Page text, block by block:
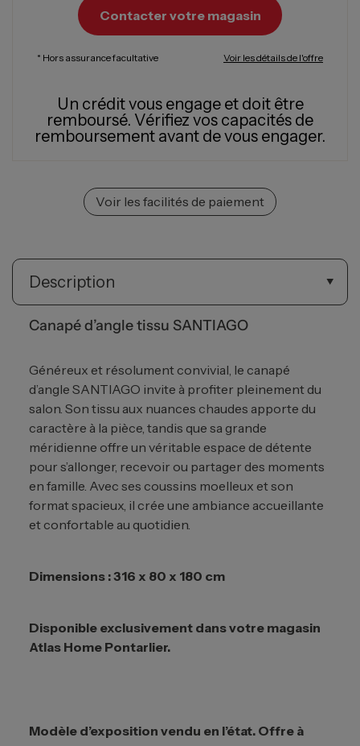
Contacter votre magasin
* Hors assurance facultative Voir les détails de l'offre
Un crédit vous engage et doit être
remboursé. Vérifiez vos capacités de
remboursement avant de vous engager.
Voir les facilités de paiement
Description
Canapé d’angle tissu SANTIAGO
Généreux et résolument convivial, le canapé
d’angle SANTIAGO invite à profiter pleinement du
salon. Son tissu aux nuances chaudes apporte du
caractère à la pièce, tandis que sa grande
méridienne offre un véritable espace de détente
pour s’allonger, recevoir ou partager des moments
en famille. Avec ses coussins moelleux et son
format spacieux, il crée une ambiance accueillante
et confortable au quotidien.
Dimensions : 316 x 80 x 180 cm
Disponible exclusivement dans votre magasin
Atlas Home Pontarlier.
Modèle d’exposition vendu en l’état. Offre à